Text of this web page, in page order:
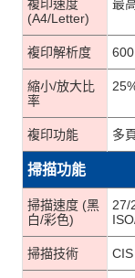
複印速度
(A4/Letter)
最
複印解析度
縮小/放大比
率
複印功能 多
掃描功能
掃描速度 (黑
白/彩色)
27/
掃描技術 CIS